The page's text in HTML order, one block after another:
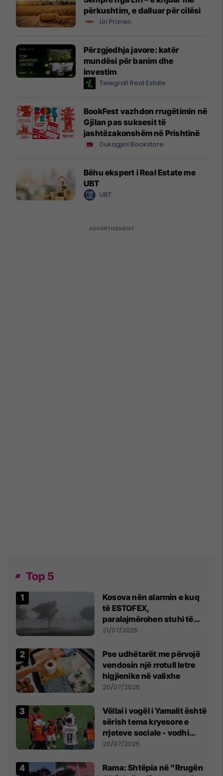
përkushtim, e dalluar për cilësi
Liri Prizren
Përzgjedhja javore: katër
mundësi për banim dhe
investim
Telegrafi Real Estate
BookFest vazhdon rrugëtimin në
Gjilan pas suksesit të
jashtëzakonshëm në Prishtinë
Dukagjini Bookstore
Bëhu ekspert i Real Estate me
UBT
UBT
Top 5
Kosova nën alarmin e kuq
të ESTOFEX,
paralajmërohen stuhi të
fuqishme me breshër dhe
21/07/2026
Pse udhëtarët me përvojë
vendosin një rrotull letre
higjienike në valixhe
20/07/2026
Vëllai i vogël i Yamalit është
sërish tema kryesore e
rrjeteve sociale - vodhi
vëmendjen pas finales së
20/07/2026
Rama: Shtëpia në "Rrugën